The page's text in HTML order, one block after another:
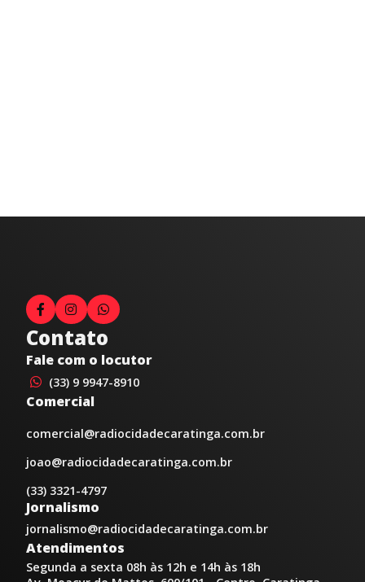
Contato
Fale com o locutor
(33) 9 9947-8910
Comercial
comercial@radiocidadecaratinga.com.br
joao@radiocidadecaratinga.com.br
(33) 3321-4797
Jornalismo
jornalismo@radiocidadecaratinga.com.br
Atendimentos
Segunda a sexta 08h às 12h e 14h às 18h